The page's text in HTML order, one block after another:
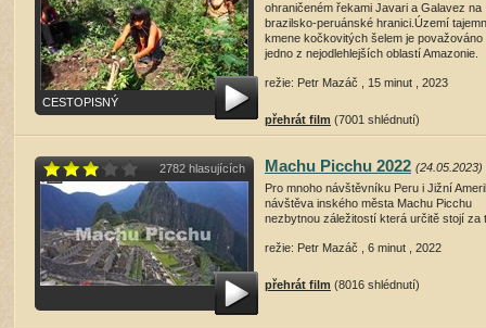
CESTOPISNÝ
ohraničeném řekami Javari a Galavez na
brazilsko-peruánské hranici.Území
kmene kočkovitých šelem je považováno
jedno z nejodlehlejších oblastí Amazonie.
režie: Petr Mazáč , 15 minut , 2023
přehrát film (7001 shlédnutí)
2782 hlasujících Machu Picchu 2022 (24.05.2023)
Pro mnoho návštěvníku Peru i Jižní
návštěva inského města Machu Picchu
nezbytnou záležitostí která určitě stojí za
režie: Petr Mazáč , 6 minut , 2022
přehrát film (8016 shlédnutí)